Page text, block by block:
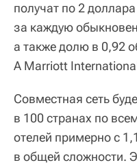
получат по 2
за каждую
а также долю в 0,92
А Marriott
Совместная сеть
в 100 странах по
отелей примерно с
в общей сложности.